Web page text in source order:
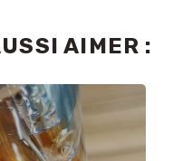
AIMER :